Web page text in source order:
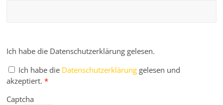
Ich habe die Datenschutzerklärung gelesen.
Ich habe die Datenschutzerklärung gelesen und
akzeptiert. *
Captcha